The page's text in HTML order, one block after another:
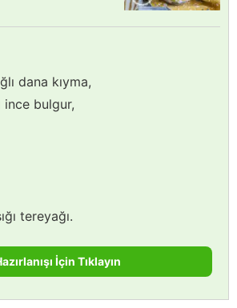
dana kıyma,
ince bulgur,
tereyağı.
İçin Tıklayın